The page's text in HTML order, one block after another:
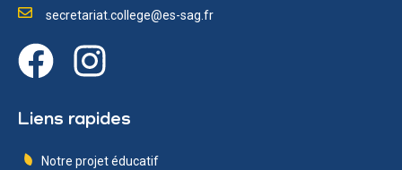
secretariat.college@es-sag.fr
Liens rapides
Notre projet éducatif